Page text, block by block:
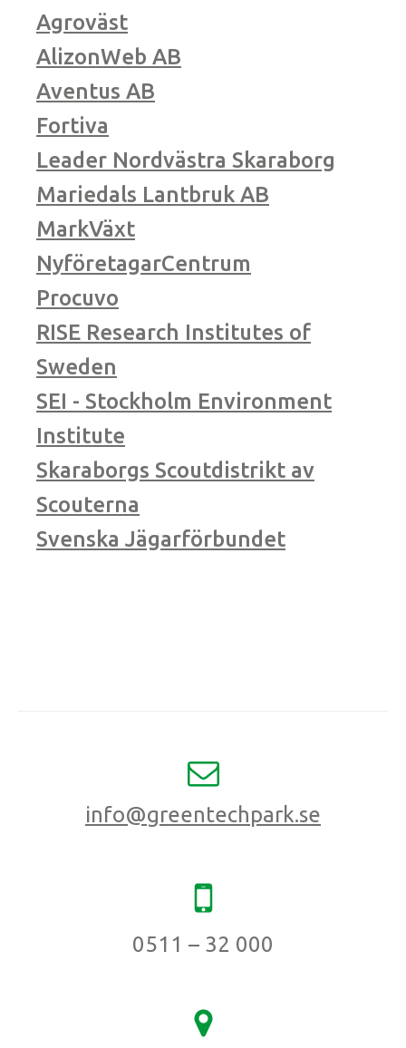
Agroväst
AlizonWeb AB
Aventus AB
Fortiva
Leader Nordvästra Skaraborg
Mariedals Lantbruk AB
MarkVäxt
NyföretagarCentrum
Procuvo
RISE Research Institutes of
Sweden
SEI - Stockholm Environment
Institute
Skaraborgs Scoutdistrikt av
Scouterna
Svenska Jägarförbundet
info@greentechpark.se
0511 – 32 000